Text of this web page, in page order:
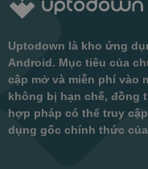
Uptodown là kho ứng
Android. Mục tiêu của
cập mở và miễn phí vào
không bị hạn chế, đồng
hợp pháp có thể truy
dụng gốc chính thức